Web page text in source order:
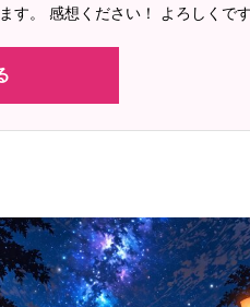
す。 感想ください！ よろしくです